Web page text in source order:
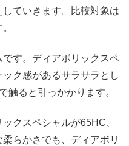
ていきます。比較対象は
です。ディアボリックスペ
ク感があるサラサラとし
触ると引っかかります。
クスペシャルが65HC、
らかさでも、ディアボリ